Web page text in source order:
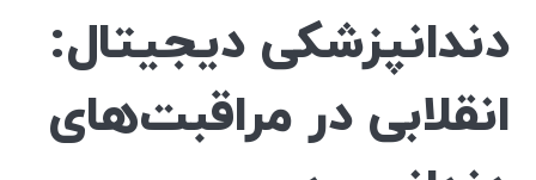
دندانپزشکی دیجیتال:
انقلابی در مراقبت‌های